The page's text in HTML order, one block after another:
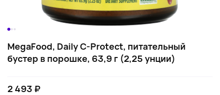
MegaFood, Daily C-Protect, питательный
бустер в порошке, 63,9 г (2,25 унции)
2 493 ₽